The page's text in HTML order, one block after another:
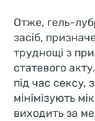
Отже, гель-
засіб,
труднощі з
статевого
під час
мінімізують
виходить за